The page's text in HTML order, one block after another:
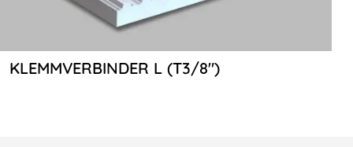
KLEMMVERBINDER L (T3/8″)